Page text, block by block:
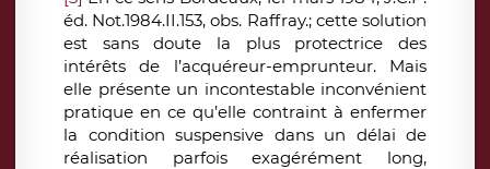
éd. Not.1984.II.153, obs. Raffray.; cette solution
est sans doute la plus protectrice des
intérêts de l’acquéreur-emprunteur. Mais
elle présente un incontestable inconvénient
pratique en ce qu’elle contraint à enfermer
la condition suspensive dans un délai de
réalisation parfois exagérément long,